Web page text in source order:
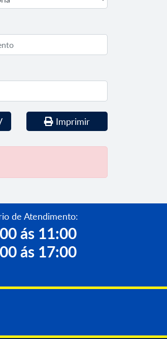
Imprimir
de Atendimento:
ás 11:00
ás 17:00